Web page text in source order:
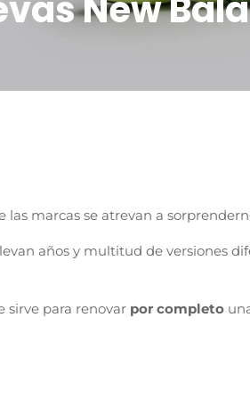
las marcas se atrevan a
años y multitud de versiones
sirve para renovar por completo